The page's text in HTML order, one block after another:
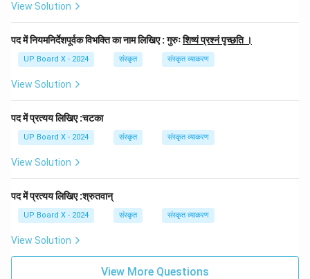
View Solution
पद में नियमनिर्देशपूर्वक विभक्ति का नाम लिखिए : गुरुःशिष्यं प्रश्नं पृच्छति ।
UP Board X - 2024 संस्कृत संस्कृत व्याकरण
View Solution
पद में प्रत्यय लिखिए :चटका
UP Board X - 2024 संस्कृत संस्कृत व्याकरण
View Solution
पद में प्रत्यय लिखिए :श्रुतवान्
UP Board X - 2024 संस्कृत संस्कृत व्याकरण
View Solution
View More Questions